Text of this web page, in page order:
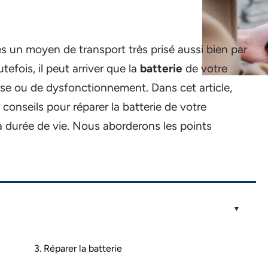
un moyen de transport très prisé aussi bien par
il peut arriver que la batterie de votre
ou de dysfonctionnement. Dans cet article,
pour réparer la batterie de votre
de vie. Nous aborderons les points
3. Réparer la batterie